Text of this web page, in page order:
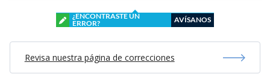
¿ENCONTRASTE UN
ERROR?
AVÍSANOS
Revisa nuestra página de correcciones